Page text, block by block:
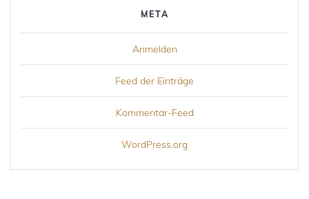
META
Anmelden
Feed der Einträge
Kommentar-Feed
WordPress.org